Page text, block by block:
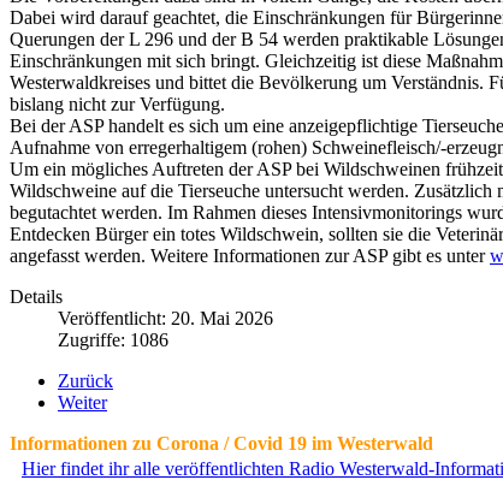
Dabei wird darauf geachtet, die Einschränkungen für
Querungen der L 296 und der B 54 werden praktikable
Einschränkungen mit sich bringt. Gleichzeitig ist diese
Westerwaldkreises und bittet die Bevölkerung um Verständnis.
bislang nicht zur Verfügung.
Bei der ASP handelt es sich um eine anzeigepflichtige
Aufnahme von erregerhaltigem (rohen) Schweinefleisch/-
Um ein mögliches Auftreten der ASP bei Wildschweinen
Wildschweine auf die Tierseuche untersucht werden.
begutachtet werden. Im Rahmen dieses Intensivmonitorings
Entdecken Bürger ein totes Wildschwein, sollten sie die
angefasst werden. Weitere Informationen zur ASP gibt es unter
Details
Veröffentlicht: 20. Mai 2026
Zugriffe: 1086
Zurück
Weiter
Informationen zu Corona / Covid 19 im Westerwald
Hier findet ihr alle veröffentlichten Radio Westerwald-